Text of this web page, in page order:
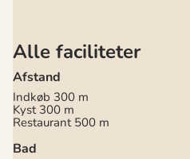
Alle faciliteter
Afstand
Indkøb 300 m
Kyst 300 m
Restaurant 500 m
Bad